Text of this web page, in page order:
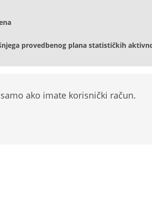
provedbenog plana statističkih
ako imate korisnički račun.